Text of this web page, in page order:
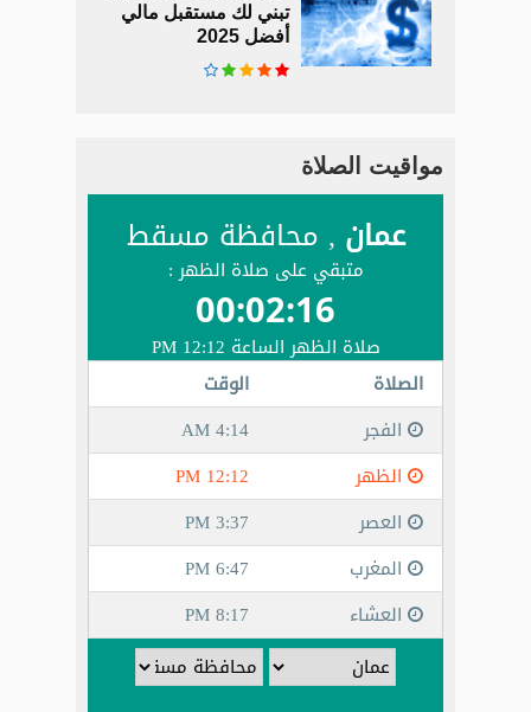
تبني لك مستقبل مالي
أفضل 2025
مواقيت الصلاة